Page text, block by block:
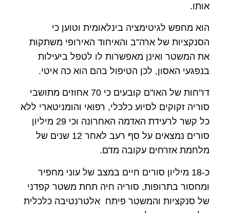
אותו.
הוא מחפש לגיטימציה בינלאומית וטוען כי
הסנקציות של ארה"ב והאיחוד האירופי משתקות
את המשטר ואינן מאפשרות לו לטפל ביעילות
בנפגעי האסון, לכן הטיפול בהם הוא כה איטי.
דו"חות של האו"ם קובעים כי 70 אחוזים מתושבי
סוריה זקוקים לסיוע כלכלי, רפואי והומניטארי ללא
כל קשר לרעידת האדמה האחרונה וכי 29 מיליון
סורים נמצאים על סף רעב לאחר 12 שנים של
מלחמת אזרחים עקובה מדם.
כ-18 מיליון סורים חיים במצב של עוני מחפיר
ומחסור בתרופות, סוריה חיה תחת משטר קפדני
של סנקציות והמשטר פיתח אלטרנטיבה כלכלית